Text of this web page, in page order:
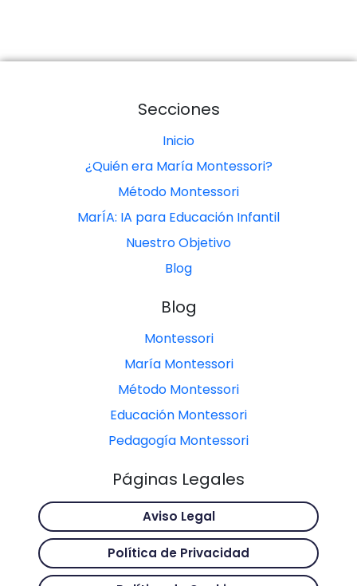
Secciones
Inicio
¿Quién era María Montessori?
Método Montessori
MarÍA: IA para Educación Infantil
Nuestro Objetivo
Blog
Blog
Montessori
María Montessori
Método Montessori
Educación Montessori
Pedagogía Montessori
Páginas Legales
Aviso Legal
Política de Privacidad